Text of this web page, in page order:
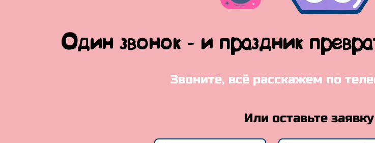
Один звонок - и праздник
Звоните, всё расскажем по
Или оставьте